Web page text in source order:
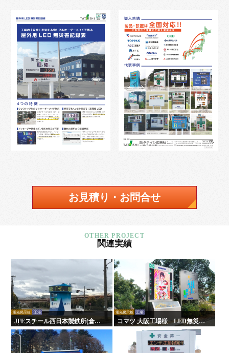
お見積り・お問合せ
関連実績
電光掲示板 工場
JFEスチール西日本製鉄所(倉敷
地区)様 LED無災害記録表
電光掲示板 工場
コマツ 大阪工場様 LED無災害
記録表